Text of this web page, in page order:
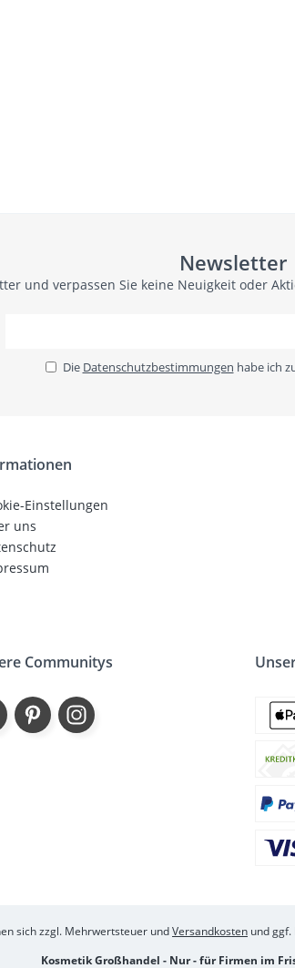
Newsletter
und verpassen Sie keine Neuigkeit oder
Die Datenschutzbestimmungen habe ich
Einstellungen
uns
Communitys
sich zzgl. Mehrwertsteuer undVersandkosten und
Kosmetik Großhandel - Nur - für Firmen im